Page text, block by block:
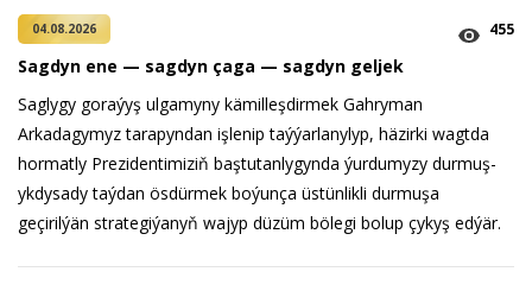
04.08.2026 455
Sagdyn ene — sagdyn çaga — sagdyn geljek
Saglygy goraýyş ulgamyny kämilleşdirmek Gahryman
Arkadagymyz tarapyndan işlenip taýýarlanylyp, häzirki wagtda
hormatly Prezidentimiziň baştutanlygynda ýurdumyzy durmuş-
ykdysady taýdan ösdürmek boýunça üstünlikli durmuşa
geçirilýän strategiýanyň wajyp düzüm bölegi bolup çykyş edýär.